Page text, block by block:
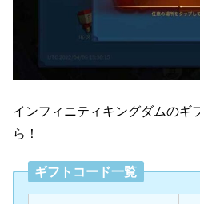
インフィニティキングダムのギ
ら！
ギフトコード一覧